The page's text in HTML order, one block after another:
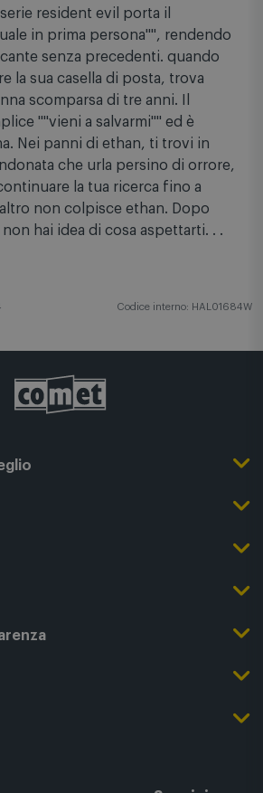
resident evil porta il
in prima persona"", rendendo
senza precedenti. quando
la sua casella di posta, trova
scomparsa di tre anni. Il
""vieni a salvarmi"" ed è
Nei panni di ethan, ti trovi in
che urla persino di orrore,
la tua ricerca fino a
non colpisce ethan. Dopo
hai idea di cosa aspettarti. . .
Codice interno: HAL01684W
consegna
di vendita